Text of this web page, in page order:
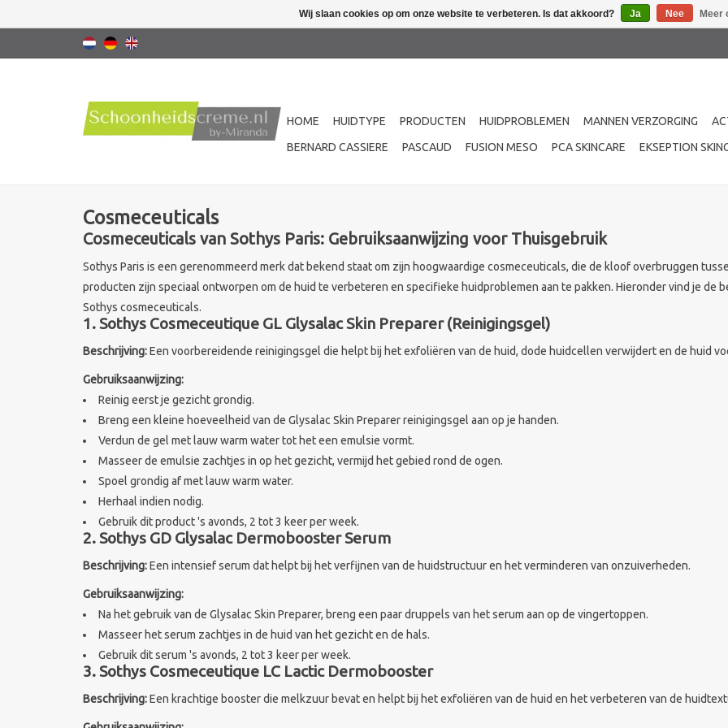
HOME HUIDTYPE PRODUCTEN HUIDPROBLEMEN MANNEN VERZORGING
BERNARD CASSIERE
PASCAUD FUSION MESO PCA SKINCARE EKSEPTION
Cosmeceuticals
Cosmeceuticals van Sothys Paris: Gebruiksaanwijzing voor Thuisgebruik
Sothys Paris is een gerenommeerd merk dat bekend staat om zijn hoogwaardige cosmeceuticals, die de kloof overbruggen
producten zijn speciaal ontworpen om de huid te verbeteren en specifieke huidproblemen aan te pakken. Hieronder vind je de
Sothys cosmeceuticals.
1. Sothys Cosmeceutique GL Glysalac Skin Preparer (Reinigingsgel)
Beschrijving:Een voorbereidende reinigingsgel die helpt bij het exfoliëren van de huid, dode huidcellen verwijdert en de huid
Gebruiksaanwijzing:
Reinig eerst je gezicht grondig.
Breng een kleine hoeveelheid van de Glysalac Skin Preparer reinigingsgel aan op je handen.
Verdun de gel met lauw warm water tot het een emulsie vormt.
Masseer de emulsie zachtjes in op het gezicht, vermijd het gebied rond de ogen.
Spoel grondig af met lauw warm water.
Herhaal indien nodig.
Gebruik dit product 's avonds, 2 tot 3 keer per week.
2. Sothys GD Glysalac Dermobooster Serum
Beschrijving:Een intensief serum dat helpt bij het verfijnen van de huidstructuur en het verminderen van onzuiverheden.
Gebruiksaanwijzing:
Na het gebruik van de Glysalac Skin Preparer, breng een paar druppels van het serum aan op de vingertoppen.
Masseer het serum zachtjes in de huid van het gezicht en de hals.
Gebruik dit serum 's avonds, 2 tot 3 keer per week.
3. Sothys Cosmeceutique LC Lactic Dermobooster
Beschrijving:Een krachtige booster die melkzuur bevat en helpt bij het exfoliëren van de huid en het verbeteren van de
Wij slaan cookies op om onze website te verbeteren. Is dat akkoord? Ja Nee Meer